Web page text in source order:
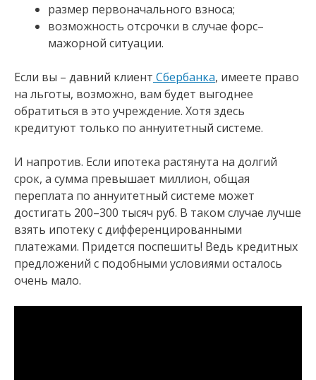
размер первоначального взноса;
возможность отсрочки в случае форс–
мажорной ситуации.
Если вы – давний клиент Сбербанка, имеете право
на льготы, возможно, вам будет выгоднее
обратиться в это учреждение. Хотя здесь
кредитуют только по аннуитетный системе.
И напротив. Если ипотека растянута на долгий
срок, а сумма превышает миллион, общая
переплата по аннуитетный системе может
достигать 200–300 тысяч руб. В таком случае лучше
взять ипотеку с дифференцированными
платежами. Придется поспешить! Ведь кредитных
предложений с подобными условиями осталось
очень мало.